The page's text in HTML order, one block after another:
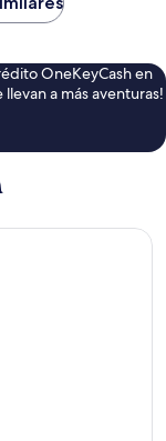
OneKeyCash en
a más aventuras!